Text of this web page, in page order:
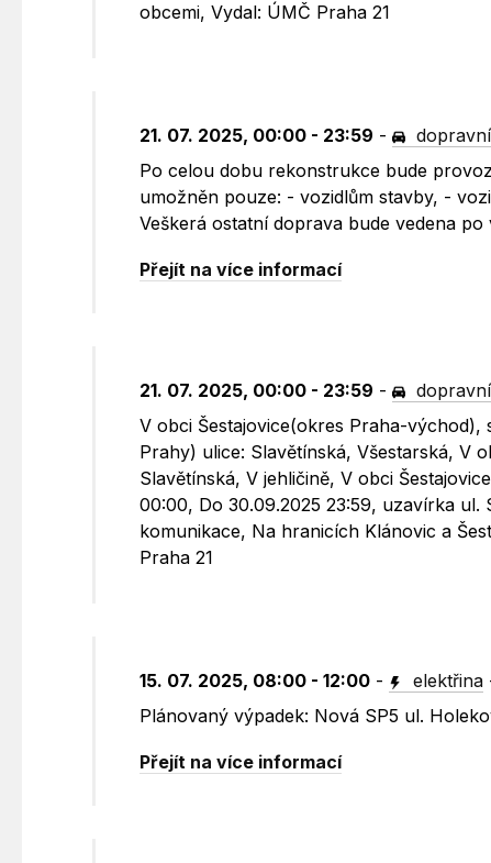
obcemi, Vydal: ÚMČ Praha 21
21. 07. 2025, 00:00 - 23:59 -
Po celou dobu rekonstrukce bude
umožněn pouze: - vozidlům stavby, -
Veškerá ostatní doprava bude vedena
Přejít na více informací
21. 07. 2025, 00:00 - 23:59 -
V obci Šestajovice(okres Praha-
Prahy) ulice: Slavětínská, Všestarská, V
Slavětínská, V jehličině, V obci
00:00, Do 30.09.2025 23:59, uzavírka
komunikace, Na hranicích Klánovic a
Praha 21
15. 07. 2025, 08:00 - 12:00 - elektřina
Plánovaný výpadek: Nová SP5 ul.
Přejít na více informací